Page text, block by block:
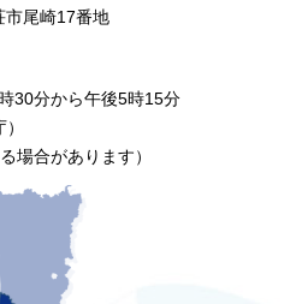
尾崎17番地
30分から午後5時15分
場合があります）